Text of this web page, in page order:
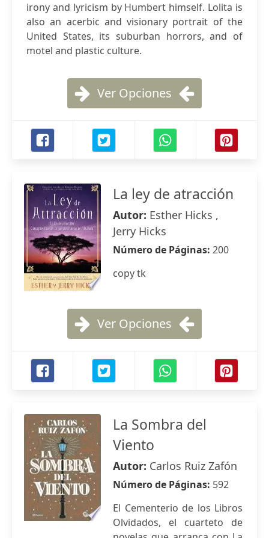
irony and lyricism by Humbert himself. Lolita is
also an acerbic and visionary portrait of the
United States, its suburban horrors, and of
motel and plastic culture.
Ver Opciones
La ley de atracción
Autor: Esther Hicks ,
Jerry Hicks
Número de Páginas: 200
copy tk
Ver Opciones
La Sombra del
Viento
Autor: Carlos Ruiz Zafón
Número de Páginas: 592
El Cementerio de los Libros
Olvidados, el cuarteto de